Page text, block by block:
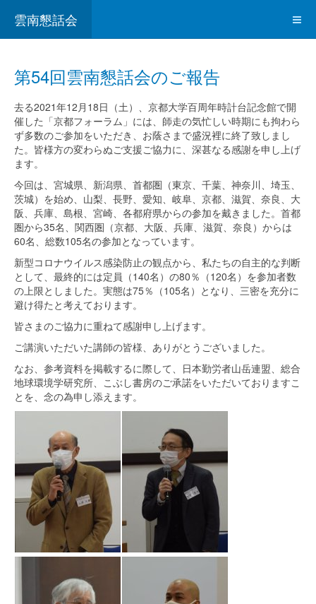
雲南懇話会
第54回雲南懇話会のご報告
去る2021年12月18日（土）、京都大学百周年時計台記念館で開
催した「京都フォーラム」には、師走の気忙しい時期にも拘わら
ず多数のご参加をいただき、お蔭さまで盛況裡に終了致しまし
た。皆様方の変わらぬご支援ご協力に、深甚なる感謝を申し上げ
ます。
今回は、宮城県、新潟県、首都圏（東京、千葉、神奈川、埼玉、
茨城）を始め、山梨、長野、愛知、岐阜、京都、滋賀、奈良、大
阪、兵庫、島根、宮崎、各都府県からの参加を戴きました。首都
圏から35名、関西圏（京都、大阪、兵庫、滋賀、奈良）からは
60名、総数105名の参加となっています。
新型コロナウイルス感染防止の観点から、私たちの自主的な判断
として、最終的には定員（140名）の80％（120名）を参加者数
の上限としました。実態は75％（105名）となり、三密を充分に
避け得たと考えております。
皆さまのご協力に重ねて感謝申し上げます。
ご講演いただいた講師の皆様、ありがとうございました。
なお、参考資料を掲載するに際して、日本勤労者山岳連盟、総合
地球環境学研究所、こぶし書房のご承諾をいただいておりますこ
とを、念の為申し添えます。